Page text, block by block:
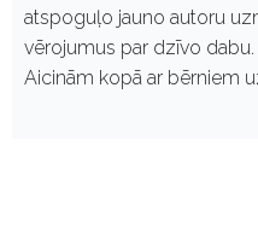
atspoguļo jauno autoru
vērojumus par dzīvo dabu.
Aicinām kopā ar bērniem